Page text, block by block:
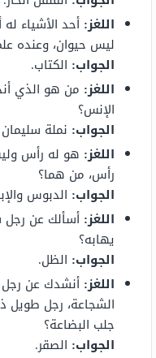
اللغز: أحد الأشياء
ليس حيوان، وعنده
الجواب: الكتاب.
اللغز: من هو الذي
الإنس؟
الجواب: نملة
اللغز: هو له رأس
رأس، من هما؟
الجواب: الدبوس
اللغز: أسألك عن
يهابه؟
الجواب: الظل.
اللغز: أنشدك عن رجل
الشجاعة، رجل طويل
جلب البضاعة؟
الجواب: الصقر.